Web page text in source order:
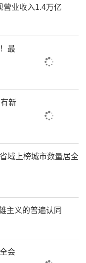
业收入1.4万亿
最
新
域上榜城市数量居全
主义的普遍认同
会